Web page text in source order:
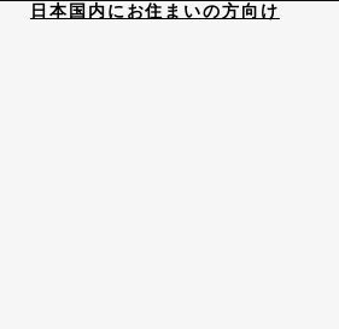
日本国内にお住まいの方向け